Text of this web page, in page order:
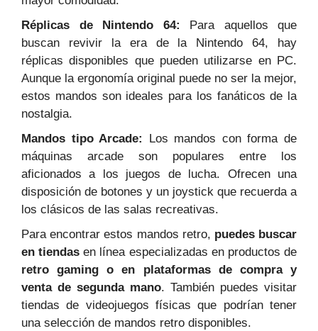
Réplicas de Nintendo 64: Para aquellos que
buscan revivir la era de la Nintendo 64, hay
réplicas disponibles que pueden utilizarse en PC.
Aunque la ergonomía original puede no ser la mejor,
estos mandos son ideales para los fanáticos de la
nostalgia.
Mandos tipo Arcade:
Los mandos con forma de
máquinas arcade son populares entre los
aficionados a los juegos de lucha. Ofrecen una
disposición de botones y un joystick que recuerda a
los clásicos de las salas recreativas.
Para encontrar estos mandos retro, puedes buscar
en tiendas en línea especializadas en productos de
retro gaming o en plataformas de compra y
venta de segunda mano. También puedes visitar
tiendas de videojuegos físicas que podrían tener
una selección de mandos retro disponibles.